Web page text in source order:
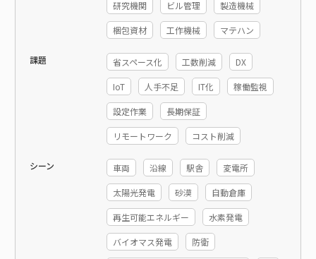
研究機関 ビル管理 製造機械
梱包資材 工作機械 マテハン
課題 省スペース化 工数削減 DX
IoT 人手不足 IT化 稼働監視
設定作業 長期保証
リモートワーク コスト削減
シーン 車両 沿線 駅舎 変電所
太陽光発電 砂漠 自動倉庫
再生可能エネルギー 水素発電
バイオマス発電 防衛